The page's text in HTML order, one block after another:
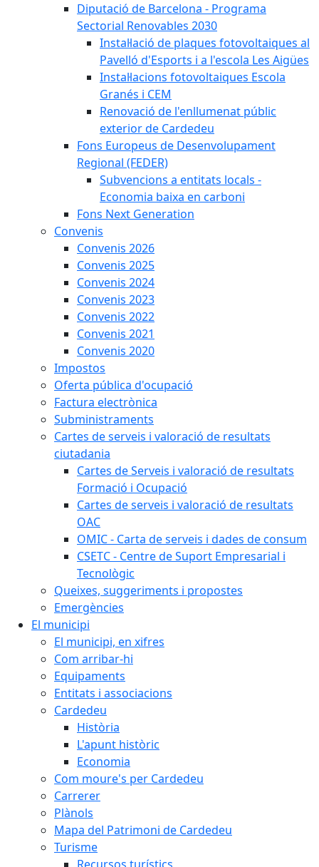
Diputació de Barcelona - Programa
Sectorial Renovables 2030
Instal·lació de plaques fotovoltaiques al
Pavelló d'Esports i a l'escola Les Aigües
Instal·lacions fotovoltaiques Escola
Granés i CEM
Renovació de l'enllumenat públic
exterior de Cardedeu
Fons Europeus de Desenvolupament
Regional (FEDER)
Subvencions a entitats locals -
Economia baixa en carboni
Fons Next Generation
Convenis
Convenis 2026
Convenis 2025
Convenis 2024
Convenis 2023
Convenis 2022
Convenis 2021
Convenis 2020
Impostos
Oferta pública d'ocupació
Factura electrònica
Subministraments
Cartes de serveis i valoració de resultats
ciutadania
Cartes de Serveis i valoració de resultats
Formació i Ocupació
Cartes de serveis i valoració de resultats
OAC
OMIC - Carta de serveis i dades de consum
CSETC - Centre de Suport Empresarial i
Tecnològic
Queixes, suggeriments i propostes
Emergències
El municipi
El municipi, en xifres
Com arribar-hi
Equipaments
Entitats i associacions
Cardedeu
Història
L'apunt històric
Economia
Com moure's per Cardedeu
Carrerer
Plànols
Mapa del Patrimoni de Cardedeu
Turisme